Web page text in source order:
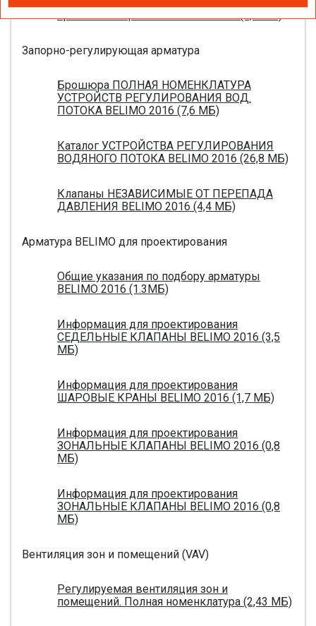
противопожарных клапанов 2015 (0,8 МБ)
Запорно-регулирующая арматура
Брошюра ПОЛНАЯ НОМЕНКЛАТУРА
УСТРОЙСТВ РЕГУЛИРОВАНИЯ ВОД.
ПОТОКА BELIMO 2016 (7,6 МБ)
Каталог УСТРОЙСТВА РЕГУЛИРОВАНИЯ
ВОДЯНОГО ПОТОКА BELIMO 2016 (26,8 МБ)
Клапаны НЕЗАВИСИМЫЕ ОТ ПЕРЕПАДА
ДАВЛЕНИЯ BELIMO 2016 (4,4 МБ)
Арматура BELIMO для проектирования
Общие указания по подбору арматуры
BELIMO 2016 (1.3МБ)
Информация для проектирования
СЕДЕЛЬНЫЕ КЛАПАНЫ BELIMO 2016 (3,5
МБ)
Информация для проектирования
ШАРОВЫЕ КРАНЫ BELIMO 2016 (1,7 МБ)
Информация для проектирования
ЗОНАЛЬНЫЕ КЛАПАНЫ BELIMO 2016 (0,8
МБ)
Информация для проектирования
ЗОНАЛЬНЫЕ КЛАПАНЫ BELIMO 2016 (0,8
МБ)
Вентиляция зон и помещений (VAV)
Регулируемая вентиляция зон и
помещений. Полная номенклатура (2,43 МБ)